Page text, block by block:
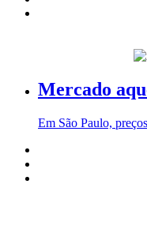
Mercado
Em São Paulo,